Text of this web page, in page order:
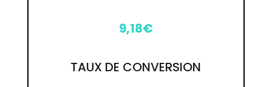
9,18€
TAUX DE CONVERSION